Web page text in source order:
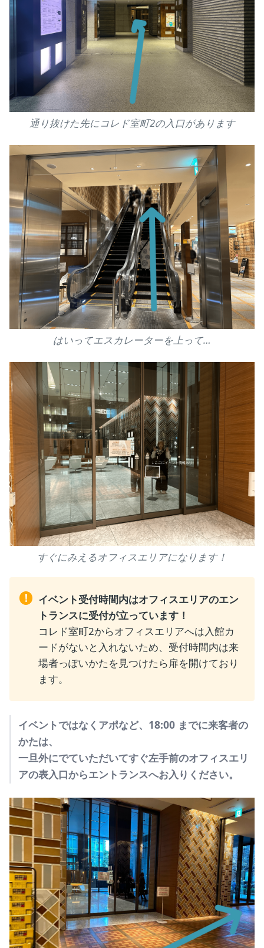
通り抜けた先にコレド室町2の入口があります
はいってエスカレーターを上って…
すぐにみえるオフィスエリアになります！
!
イベント受付時間内はオフィスエリアのエン
トランスに受付が立っています！
コレド室町2からオフィスエリアへは入館カ
ードがないと入れないため、受付時間内は来
場者っぽいかたを見つけたら扉を開けており
ます。
イベントではなくアポなど、18:00 までに来客者の
かたは、
一旦外にでていただいてすぐ左手前のオフィスエリ
アの表入口からエントランスへお入りください。